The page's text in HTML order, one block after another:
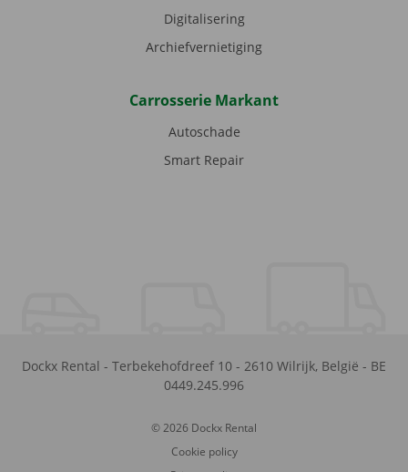
Digitalisering
Archiefvernietiging
Carrosserie Markant
Autoschade
Smart Repair
Dockx Rental - Terbekehofdreef 10 - 2610 Wilrijk, België - BE
0449.245.996
© 2026 Dockx Rental
Cookie policy